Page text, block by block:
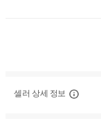
셀러 상세 정보